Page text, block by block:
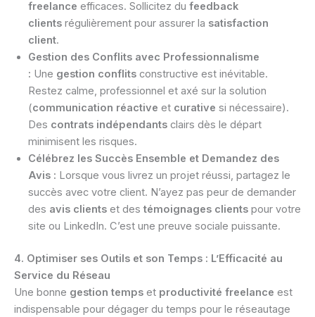
freelance efficaces. Sollicitez du feedback
clients régulièrement pour assurer la satisfaction
client.
Gestion des Conflits avec Professionnalisme
: Une gestion conflits constructive est inévitable.
Restez calme, professionnel et axé sur la solution
(communication réactive et curative si nécessaire).
Des contrats indépendants clairs dès le départ
minimisent les risques.
Célébrez les Succès Ensemble et Demandez des
Avis : Lorsque vous livrez un projet réussi, partagez le
succès avec votre client. N’ayez pas peur de demander
des avis clients et des témoignages clients pour votre
site ou LinkedIn. C’est une preuve sociale puissante.
4. Optimiser ses Outils et son Temps : L’Efficacité au
Service du Réseau
Une bonne gestion temps et productivité freelance est
indispensable pour dégager du temps pour le réseautage